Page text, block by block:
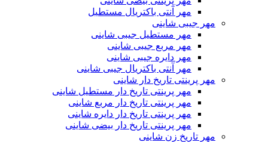
مهر آنتی باکتریال مستطیل
مهر جیبی شاینی
مهر مستطیل جیبی شاینی
مهر مربع جیبی شاینی
مهر دایره جیبی شاینی
مهر آنتی باکتریال جیبی شاینی
مهر پرینتی تاریخ دار شاینی
مهر پرینتی تاریخ دار مستطیل شاینی
مهر پرینتی تاریخ دار مربع شاینی
مهر پرینتی تاریخ دار دایره شاینی
مهر پرینتی تاریخ دار بیضی شاینی
مهر تاریخ زن شاینی